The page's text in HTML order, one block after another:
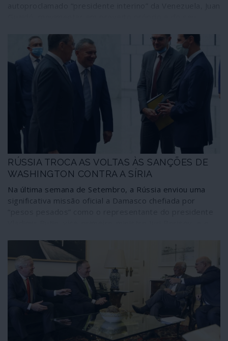
venezuelano à guarda do Banco de Inglaterra, no valor
de 1800 milhões de dólares. A decisão foi tomada dando
razão ao recurso apresentado pelo Banco Central da
Venezuela contra a sentença.
RÚSSIA TROCA AS VOLTAS ÀS SANÇÕES DE
WASHINGTON CONTRA A SÍRIA
Na última semana de Setembro, a Rússia enviou uma
significativa missão oficial a Damasco chefiada por
frente de uma delegação económico-militar para
preparar quarenta acordos com o governo sírio em
todos os domínios importantes e que irão quebrar as
sanções montadas pelos Estados Unidos e a União
Europeia contra o país. Este passo é tanto mais
importante porque surge como uma resposta ao
agravamento das penalizações norte-americanas
contidas na chamada “Lei César” e envia para
Washington uma mensagem clara de que Moscovo não